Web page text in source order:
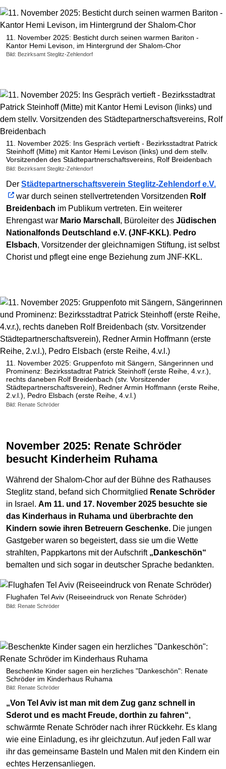
11. November 2025: Besticht durch seinen warmen Bariton -
Kantor Hemi Levison, im Hintergrund der Shalom-Chor
Bild: Bezirksamt Steglitz-Zehlendorf
11. November 2025: Ins Gespräch vertieft - Bezirksstadtrat Patrick
Steinhoff (Mitte) mit Kantor Hemi Levison (links) und dem stellv.
Vorsitzenden des Städtepartnerschaftsvereins, Rolf Breidenbach
Bild: Bezirksamt Steglitz-Zehlendorf
Der Städtepartnerschaftsverein Steglitz-Zehlendorf e.V.
war durch seinen stellvertretenden Vorsitzenden Rolf
Breidenbach im Publikum vertreten. Ein weiterer
Ehrengast war Mario Marschall , Büroleiter des Jüdischen
Nationalfonds Deutschland e.V. (JNF-KKL). Pedro
Elsbach, Vorsitzender der gleichnamigen Stiftung, ist selbst
Chorist und pflegt eine enge Beziehung zum JNF-KKL.
11. November 2025: Gruppenfoto mit Sängern, Sängerinnen und
Prominenz: Bezirksstadtrat Patrick Steinhoff (erste Reihe, 4.v.r.),
rechts daneben Rolf Breidenbach (stv. Vorsitzender
Städtepartnerschaftsverein), Redner Armin Hoffmann (erste Reihe,
2.v.l.), Pedro Elsbach (erste Reihe, 4.v.l.)
Bild: Renate Schröder
Flughafen Tel Aviv (Reiseeindruck von Renate Schröder)
Bild: Renate Schröder
November 2025: Renate Schröder
besucht Kinderheim Ruhama
Während der Shalom-Chor auf der Bühne des Rathauses
Steglitz stand, befand sich Chormitglied Renate Schröder
in Israel. Am 11. und 17. November 2025 besuchte sie
das Kinderhaus in Ruhama und überbrachte den
Kindern sowie ihren Betreuern Geschenke. Die jungen
Gastgeber waren so begeistert, dass sie um die Wette
strahlten, Pappkartons mit der Aufschrift „Dankeschön“
bemalten und sich sogar in deutscher Sprache bedankten.
Beschenkte Kinder sagen ein herzliches "Dankeschön": Renate
Schröder im Kinderhaus Ruhama
Bild: Renate Schröder
„Von Tel Aviv ist man mit dem Zug ganz schnell in
Sderot und es macht Freude, dorthin zu fahren“,
schwärmte Renate Schröder nach ihrer Rückkehr. Es klang
wie eine Einladung, es ihr gleichzutun. Auf jeden Fall war
ihr das gemeinsame Basteln und Malen mit den Kindern ein
echtes Herzensanliegen.